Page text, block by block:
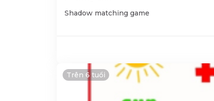
Shadow matching game
Trên 6 tuổi